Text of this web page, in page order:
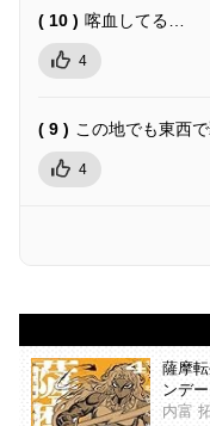
( 10 ) 喀血してる…
4
( 9 ) この地でも東西
4
薩摩
ンデ
内富